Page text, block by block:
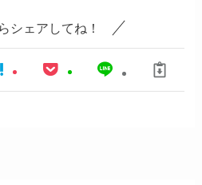
シェアしてね！